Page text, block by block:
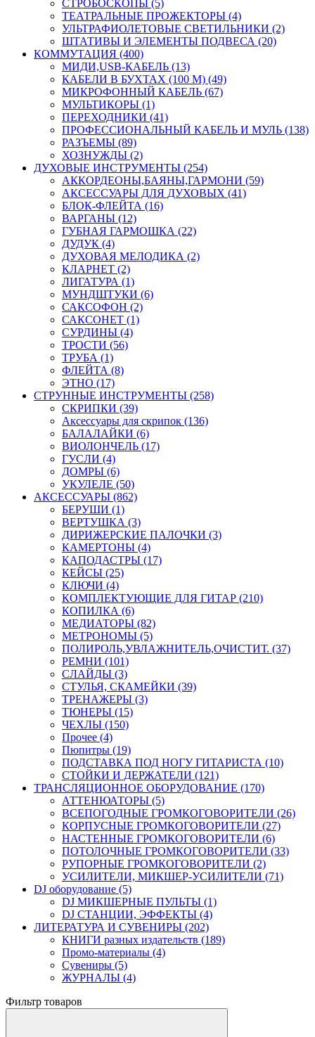
СТРОБОСКОПЫ (5)
ТЕАТРАЛЬНЫЕ ПРОЖЕКТОРЫ (4)
УЛЬТРАФИОЛЕТОВЫЕ СВЕТИЛЬНИКИ (2)
ШТАТИВЫ И ЭЛЕМЕНТЫ ПОДВЕСА (20)
КОММУТАЦИЯ (400)
МИДИ,USB-КАБЕЛЬ (13)
КАБЕЛИ В БУХТАХ (100 М) (49)
МИКРОФОННЫЙ КАБЕЛЬ (67)
МУЛЬТИКОРЫ (1)
ПЕРЕХОДНИКИ (41)
ПРОФЕССИОНАЛЬНЫЙ КАБЕЛЬ И МУЛЬ (138)
РАЗЪЕМЫ (89)
ХОЗНУЖДЫ (2)
ДУХОВЫЕ ИНСТРУМЕНТЫ (254)
АККОРДЕОНЫ,БАЯНЫ,ГАРМОНИ (59)
АКСЕССУАРЫ ДЛЯ ДУХОВЫХ (41)
БЛОК-ФЛЕЙТА (16)
ВАРГАНЫ (12)
ГУБНАЯ ГАРМОШКА (22)
ДУДУК (4)
ДУХОВАЯ МЕЛОДИКА (2)
КЛАРНЕТ (2)
ЛИГАТУРА (1)
МУНДШТУКИ (6)
САКСОФОН (2)
САКСОНЕТ (1)
СУРДИНЫ (4)
ТРОСТИ (56)
ТРУБА (1)
ФЛЕЙТА (8)
ЭТНО (17)
СТРУННЫЕ ИНСТРУМЕНТЫ (258)
СКРИПКИ (39)
Аксессуары для скрипок (136)
БАЛАЛАЙКИ (6)
ВИОЛОНЧЕЛЬ (17)
ГУСЛИ (4)
ДОМРЫ (6)
УКУЛЕЛЕ (50)
АКСЕССУАРЫ (862)
БЕРУШИ (1)
ВЕРТУШКА (3)
ДИРИЖЕРСКИЕ ПАЛОЧКИ (3)
КАМЕРТОНЫ (4)
КАПОДАСТРЫ (17)
КЕЙСЫ (25)
КЛЮЧИ (4)
КОМПЛЕКТУЮЩИЕ ДЛЯ ГИТАР (210)
КОПИЛКА (6)
МЕДИАТОРЫ (82)
МЕТРОНОМЫ (5)
ПОЛИРОЛЬ,УВЛАЖНИТЕЛЬ,ОЧИСТИТ. (37)
РЕМНИ (101)
СЛАЙДЫ (3)
СТУЛЬЯ, СКАМЕЙКИ (39)
ТРЕНАЖЕРЫ (3)
ТЮНЕРЫ (15)
ЧЕХЛЫ (150)
Прочее (4)
Пюпитры (19)
ПОДСТАВКА ПОД НОГУ ГИТАРИСТА (10)
СТОЙКИ И ДЕРЖАТЕЛИ (121)
ТРАНСЛЯЦИОННОЕ ОБОРУДОВАНИЕ (170)
АТТЕНЮАТОРЫ (5)
ВСЕПОГОДНЫЕ ГРОМКОГОВОРИТЕЛИ (26)
КОРПУСНЫЕ ГРОМКОГОВОРИТЕЛИ (27)
НАСТЕННЫЕ ГРОМКОГОВОРИТЕЛИ (6)
ПОТОЛОЧНЫЕ ГРОМКОГОВОРИТЕЛИ (33)
РУПОРНЫЕ ГРОМКОГОВОРИТЕЛИ (2)
УСИЛИТЕЛИ, МИКШЕР-УСИЛИТЕЛИ (71)
DJ оборудование (5)
DJ МИКШЕРНЫЕ ПУЛЬТЫ (1)
DJ СТАНЦИИ, ЭФФЕКТЫ (4)
ЛИТЕРАТУРА И СУВЕНИРЫ (202)
КНИГИ разных издательств (189)
Промо-материалы (4)
Сувениры (5)
ЖУРНАЛЫ (4)
Фильтр товаров